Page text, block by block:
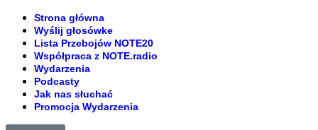
Strona główna
Wyślij głosówke
Lista Przebojów NOTE20
Współpraca z NOTE.radio
Wydarzenia
Podcasty
Jak nas słuchać
Promocja Wydarzenia